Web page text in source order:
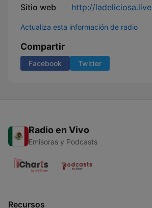
Sitio web http://ladeliciosa.live
Actualiza esta información de radio
Compartir
Facebook Twitter
Radio en Vivo
Emisoras y Podcasts
Recursos